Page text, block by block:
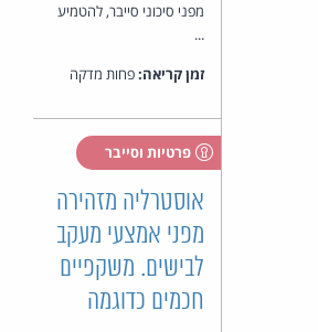
מפני סיכוני סייבר, להטמיע
...
זמן קריאה:פחות מדקה
פרטיות וסייבר
אוסטרליה מזהירה
מפני אמצעי מעקב
לבישים. משקפיים
חכמים כדוגמה